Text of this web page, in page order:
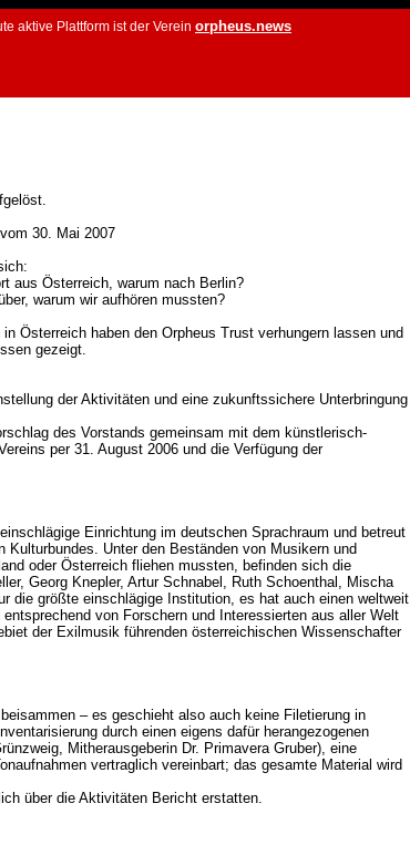
aktive Plattform ist der Verein orpheus.news
30. Mai 2007
aus Österreich, warum nach Berlin?
warum wir aufhören mussten?
Österreich haben den Orpheus Trust verhungern lassen und
gezeigt.
der Aktivitäten und eine zukunftssichere Unterbringung
des Vorstands gemeinsam mit dem künstlerisch-
per 31. August 2006 und die Verfügung der
Einrichtung im deutschen Sprachraum und betreut
Unter den Beständen von Musikern und
oder Österreich fliehen mussten, befinden sich die
Georg Knepler, Artur Schnabel, Ruth Schoenthal, Mischa
die größte einschlägige Institution, es hat auch einen weltweit
von Forschern und Interessierten aus aller Welt
der Exilmusik führenden österreichischen Wissenschafter
– es geschieht also auch keine Filetierung in
durch einen eigens dafür herangezogenen
Mitherausgeberin Dr. Primavera Gruber), eine
vertraglich vereinbart; das gesamte Material wird
über die Aktivitäten Bericht erstatten.